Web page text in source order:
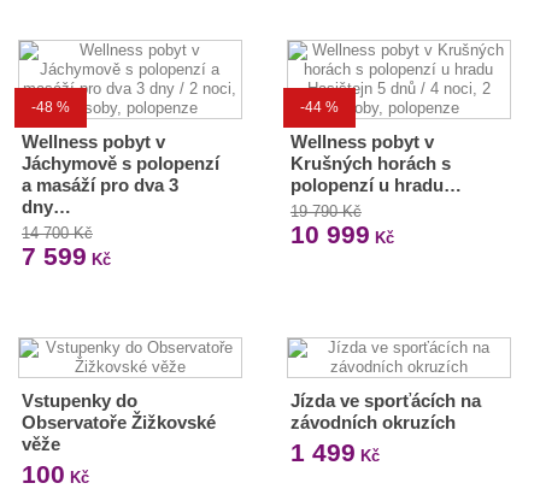
-48 %
Wellness pobyt v
Jáchymově s polopenzí
a masáží pro dva 3
dny…
14 700 Kč
7 599 Kč
-44 %
Wellness pobyt v
Krušných horách s
polopenzí u hradu…
19 790 Kč
10 999 Kč
Vstupenky do
Observatoře Žižkovské
věže
100 Kč
Jízda ve sporťácích na
závodních okruzích
1 499 Kč